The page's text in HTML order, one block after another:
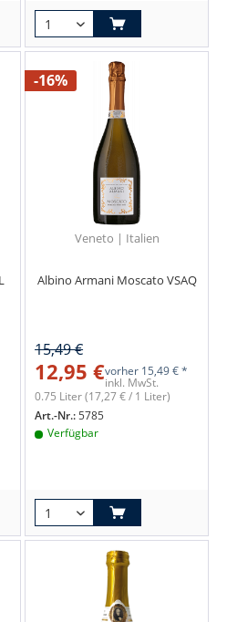
-16%
Veneto | Italien
Albino Armani Moscato VSAQ
15,49 €
12,95 €vorher 15,49 € *
inkl. MwSt.
0.75 Liter(17,27 € / 1 Liter)
Art.-Nr.:5785
Verfügbar